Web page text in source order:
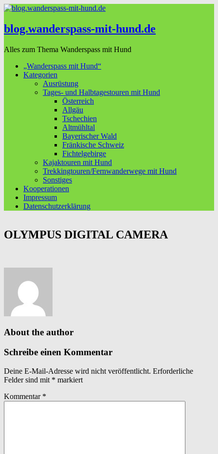
blog.wanderspass-mit-hund.de
Alles zum Thema Wanderspass mit Hund
„Wanderspass mit Hund“
Kategorien
Ausrüstung
Tages- und Halbtagestouren mit Hund
Österreich
Allgäu
Tschechien
Altmühltal
Bayerischer Wald
Fränkische Schweiz
Fichtelgebirge
Kajaktouren mit Hund
Trekkingtouren/Fernwanderwege mit Hund
Sonstiges
Kooperationen
Impressum
Datenschutzerklärung
OLYMPUS DIGITAL CAMERA
About the author
Schreibe einen Kommentar
Deine E-Mail-Adresse wird nicht veröffentlicht. Erforderliche
Felder sind mit * markiert
Kommentar *